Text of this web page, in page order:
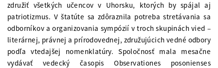
združiť všetkých učencov v Uhorsku, ktorých by spájal aj
patriotizmus. V štatúte sa zdôraznila potreba stretávania sa
odborníkov a organizovania sympózií v troch skupinách vied –
literárnej, právnej a prírodovednej, združujúcich vedné odbory
podľa vtedajšej nomenklatúry. Spoločnosť mala mesačne
vydávať vedecký časopis Observationes posonienses